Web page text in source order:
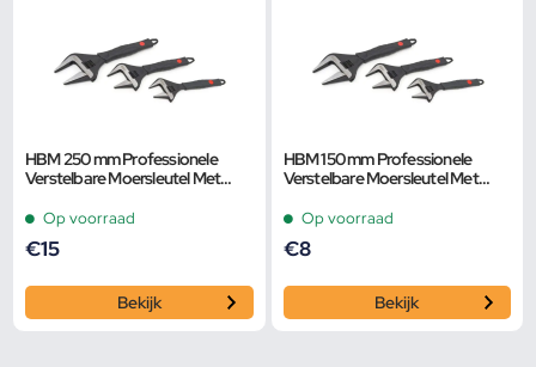
HBM 250 mm Professionele
Verstelbare Moersleutel Met
Smalle Bek
Op voorraad
€15
Bekijk
HBM 150 mm Professionele
Verstelbare Moersleutel Met
Smalle Bek
Op voorraad
€8
Bekijk